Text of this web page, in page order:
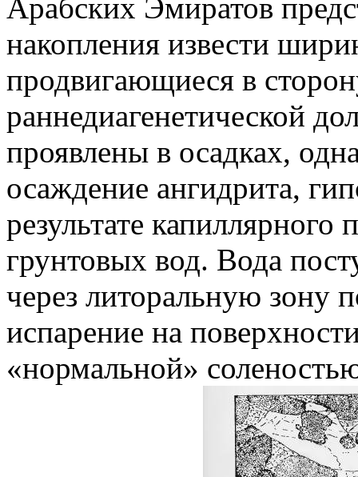
Арабских Эмиратов
накопления извести
продвигающиеся в
раннедиагенетической
проявлены в осадках,
осаждение ангидрита,
результате
грунтовых вод. Вода
через литоральную зону
испарение на
«нормальной»